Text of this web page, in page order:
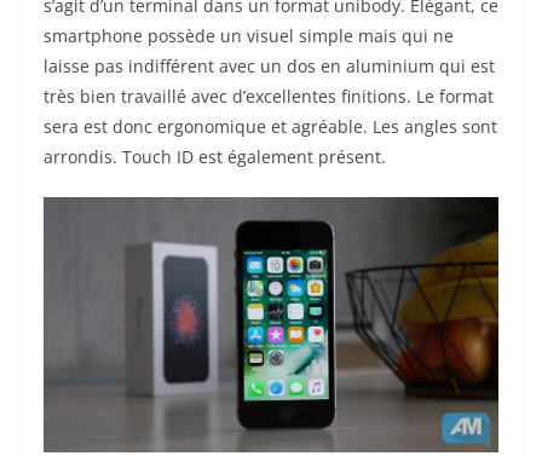
s’agit d’un terminal dans un format unibody. Elégant, ce
smartphone possède un visuel simple mais qui ne
laisse pas indifférent avec un dos en aluminium qui est
très bien travaillé avec d’excellentes finitions. Le format
sera est donc ergonomique et agréable. Les angles sont
arrondis. Touch ID est également présent.